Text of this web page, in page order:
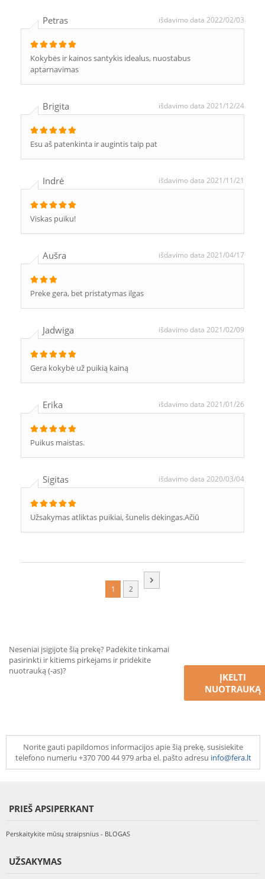
Petras išdavimo data 2022/02/03
Kokybės ir kainos santykis idealus, nuostabus
aptarnavimas
Brigita išdavimo data 2021/12/24
Esu aš patenkinta ir augintis taip pat
Indrė išdavimo data 2021/11/21
Viskas puiku!
Aušra išdavimo data 2021/04/17
Preke gera, bet pristatymas ilgas
Jadwiga išdavimo data 2021/02/09
Gera kokybė už puikią kainą
Erika išdavimo data 2021/01/26
Puikus maistas.
Sigitas išdavimo data 2020/03/04
Užsakymas atliktas puikiai, šunelis dėkingas.Ačiū
1 2
Neseniai įsigijote šią prekę? Padėkite tinkamai
pasirinkti ir kitiems pirkėjams ir pridėkite
nuotrauką (-as)?
ĮKELTI
NUOTRAUKĄ
Norite gauti papildomos informacijos apie šią prekę, susisiekite
telefono numeriu +370 700 44 979 arba el. pašto adresu info@fera.lt
PRIEŠ APSIPERKANT
Perskaitykite mūsų straipsnius - BLOGAS
UŽSAKYMAS